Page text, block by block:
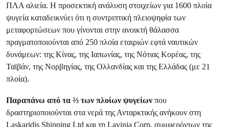
ΠΛΑ αλιεία. Η προσεκτική ανάλυση στοιχείων για 1600 πλοία
ψυγεία καταδεικνύει ότι η συντριπτική πλειοψηφία των
μεταφορτώσεων που γίνονται στην ανοικτή θάλασσα
πραγματοποιούνται από 250 πλοία εταιριών εφτά ναυτικών
δυνάμεων: της Κίνας, της Ιαπωνίας, της Νότιας Κορέας, της
Ταϊβάν, της Νορβηγίας, της Ολλανδίας και της Ελλάδας (με 21
πλοία).
Παραπάνω από τα ⅔ των πλοίων ψυγείων που
δραστηριοποιούνται στα νερά της Ανταρκτικής ανήκουν στη
Laskaridis Shipping Ltd και τη Lavinia Corp, συμφερόντων της